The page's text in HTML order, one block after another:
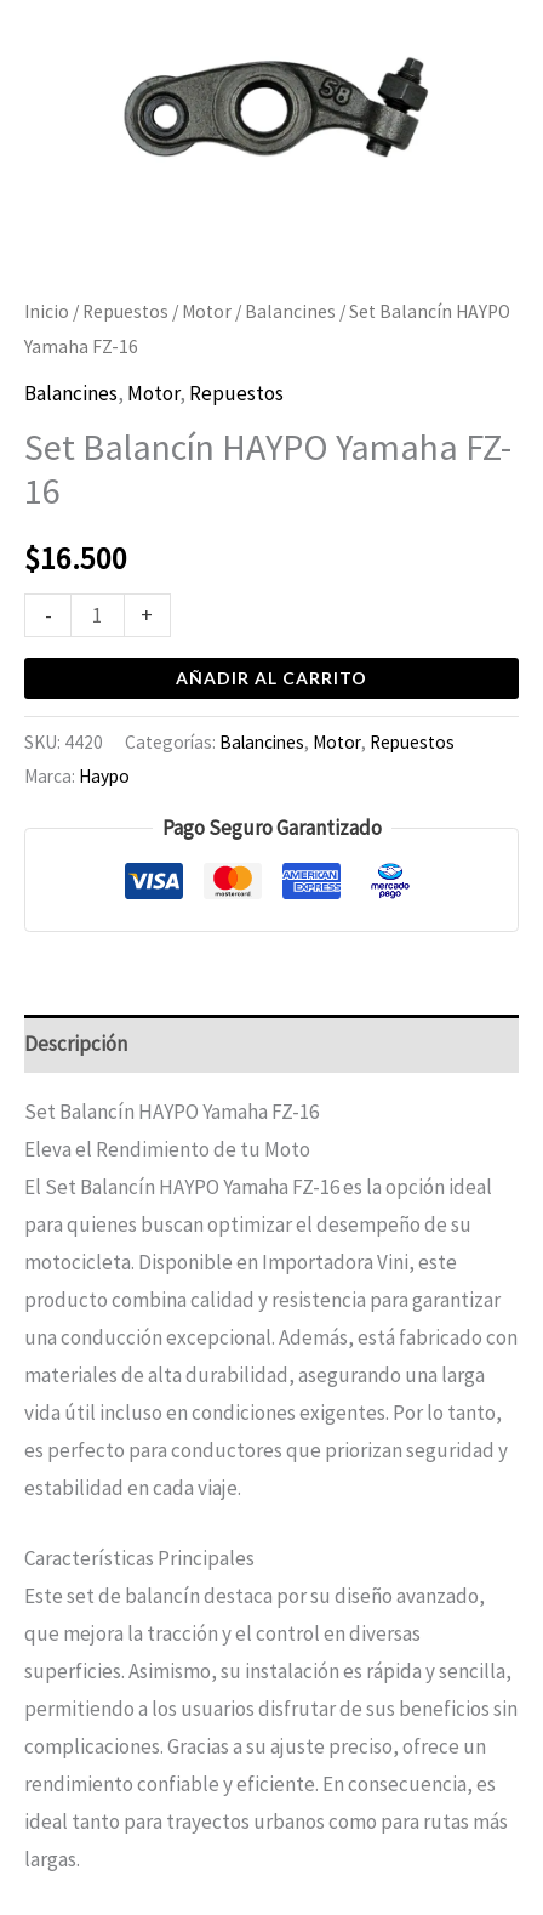
Inicio / Repuestos / Motor / Balancines / Set Balancín HAYPO
Yamaha FZ-16
Balancines, Motor, Repuestos
Set Balancín HAYPO Yamaha FZ-
16
$16.500
- +
AÑADIR AL CARRITO
SKU: 4420 Categorías: Balancines, Motor, Repuestos
Marca: Haypo
Pago Seguro Garantizado
Descripción
Set Balancín HAYPO Yamaha FZ-16
Eleva el Rendimiento de tu Moto
El Set Balancín HAYPO Yamaha FZ-16 es la opción ideal
para quienes buscan optimizar el desempeño de su
motocicleta. Disponible en Importadora Vini, este
producto combina calidad y resistencia para garantizar
una conducción excepcional. Además, está fabricado con
materiales de alta durabilidad, asegurando una larga
vida útil incluso en condiciones exigentes. Por lo tanto,
es perfecto para conductores que priorizan seguridad y
estabilidad en cada viaje.
Características Principales
Este set de balancín destaca por su diseño avanzado,
que mejora la tracción y el control en diversas
superficies. Asimismo, su instalación es rápida y sencilla,
permitiendo a los usuarios disfrutar de sus beneficios sin
complicaciones. Gracias a su ajuste preciso, ofrece un
rendimiento confiable y eficiente. En consecuencia, es
ideal tanto para trayectos urbanos como para rutas más
largas.